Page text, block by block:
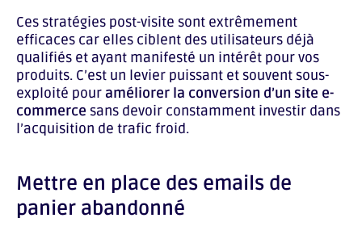
Ces stratégies post-visite sont extrêmement
efficaces car elles ciblent des utilisateurs déjà
qualifiés et ayant manifesté un intérêt pour vos
produits. C’est un levier puissant et souvent sous-
exploité pour améliorer la conversion d’un site e-
commerce sans devoir constamment investir dans
l’acquisition de trafic froid.
Mettre en place des emails de
panier abandonné